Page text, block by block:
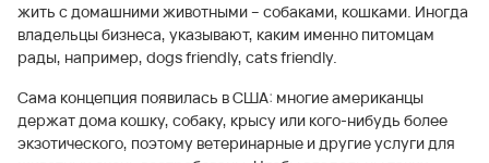
жить с домашними животными – собаками, кошками. Иногда
владельцы бизнеса, указывают, каким именно питомцам
рады, например, dogs friendly, cats friendly.
Сама концепция появилась в США: многие американцы
держат дома кошку, собаку, крысу или кого-нибудь более
экзотического, поэтому ветеринарные и другие услуги для